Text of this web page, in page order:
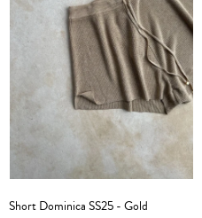
Short Dominica SS25 - Gold